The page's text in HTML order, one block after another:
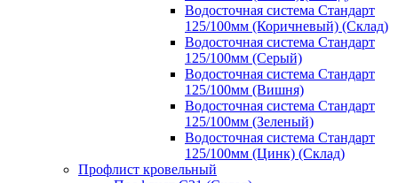
Водосточная система Стандарт
125/100мм (Коричневый) (Склад)
Водосточная система Стандарт
125/100мм (Серый)
Водосточная система Стандарт
125/100мм (Вишня)
Водосточная система Стандарт
125/100мм (Зеленый)
Водосточная система Стандарт
125/100мм (Цинк) (Склад)
Профлист кровельный